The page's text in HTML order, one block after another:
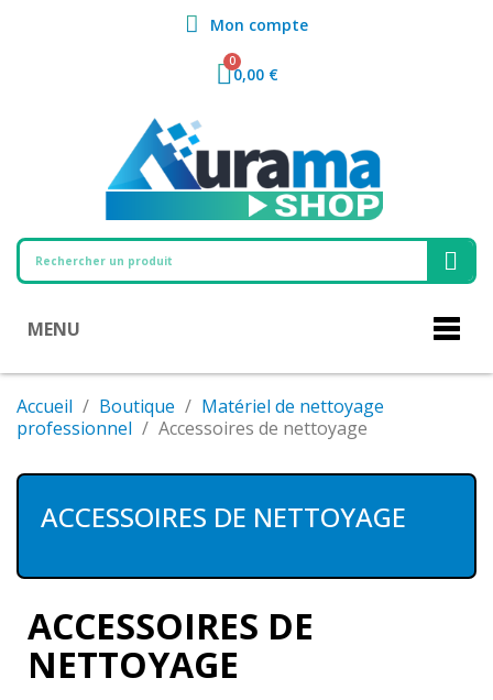
Mon compte
0,00 €
MENU
Accueil Boutique
Matériel de nettoyage
professionnel
Accessoires de nettoyage
ACCESSOIRES DE NETTOYAGE
ACCESSOIRES DE
NETTOYAGE